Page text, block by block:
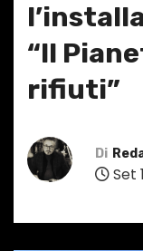
“Il
rifiuti”
Di
Set